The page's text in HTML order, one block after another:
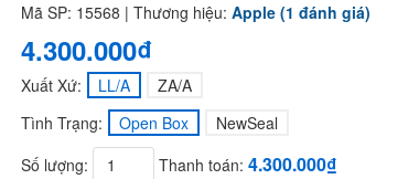
Mã SP: 15568 | Thương hiệu: Apple (1 đánh giá)
4.300.000₫
Xuất Xứ: LL/A
ZA/A
Tình Trạng:
Open Box
NewSeal
Số lượng:
Thanh toán: 4.300.000₫